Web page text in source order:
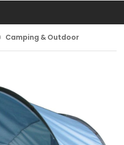
Camping & Outdoor